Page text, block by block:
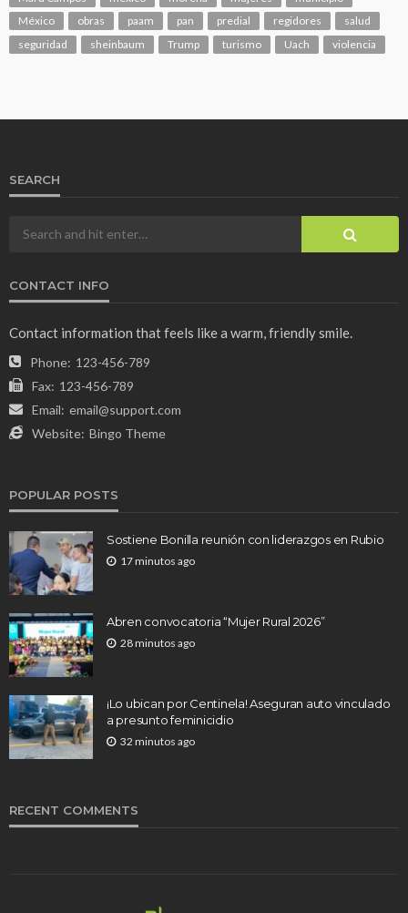
México
obras paam pan predial regidores
salud
seguridad
sheinbaum Trump turismo Uach violencia
SEARCH
CONTACT INFO
Contact information that feels like a warm, friendly smile.
Phone: 123-456-789
Fax: 123-456-789
Email: email@support.com
Website: Bingo Theme
POPULAR POSTS
Sostiene Bonilla reunión con liderazgos en Rubio
17 minutos ago
Abren convocatoria “Mujer Rural 2026”
28 minutos ago
¡Lo ubican por Centinela! Aseguran auto vinculado
a presunto feminicidio
32 minutos ago
RECENT COMMENTS